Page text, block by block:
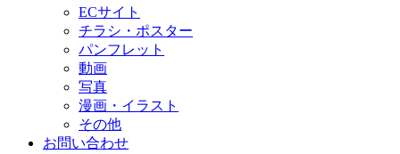
ECサイト
チラシ・ポスター
パンフレット
動画
写真
漫画・イラスト
その他
お問い合わせ